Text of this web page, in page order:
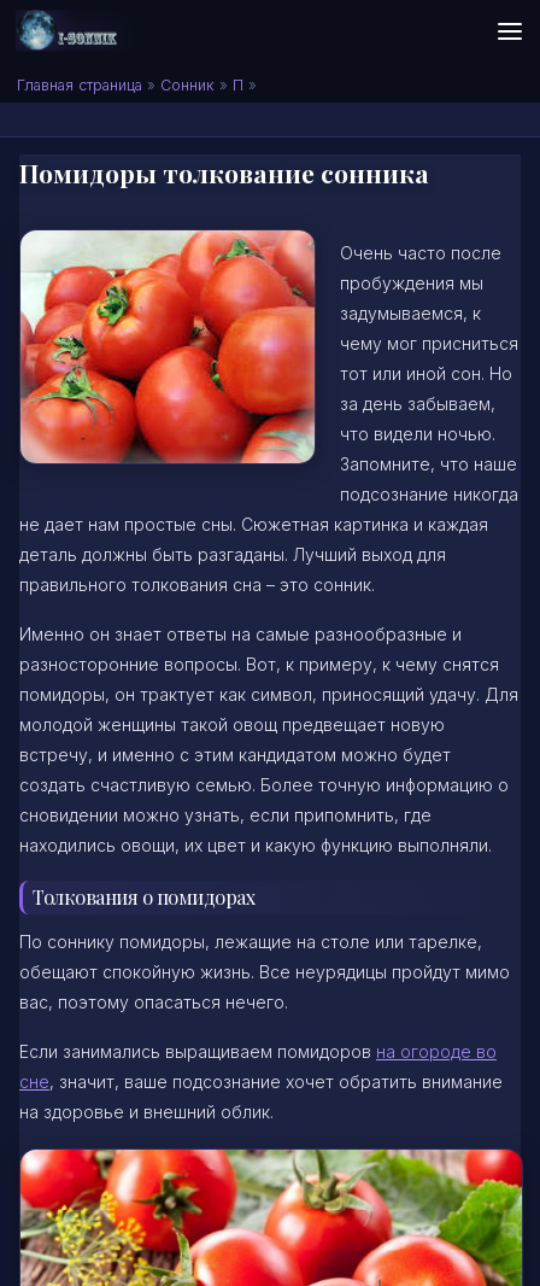
Skip to content
Сонник I-SONNIK.COM
Главная страница » Сонник » П »
Помидоры толкование сонника
Очень часто после
пробуждения мы
задумываемся, к
чему мог присниться
тот или иной сон. Но
за день забываем,
что видели ночью.
Запомните, что наше
подсознание никогда
не дает нам простые сны. Сюжетная картинка и каждая
деталь должны быть разгаданы. Лучший выход для
правильного толкования сна – это сонник.
Именно он знает ответы на самые разнообразные и
разносторонние вопросы. Вот, к примеру, к чему снятся
помидоры, он трактует как символ, приносящий удачу. Для
молодой женщины такой овощ предвещает новую
встречу, и именно с этим кандидатом можно будет
создать счастливую семью. Более точную информацию о
сновидении можно узнать, если припомнить, где
находились овощи, их цвет и какую функцию выполняли.
Толкования о помидорах
По соннику помидоры, лежащие на столе или тарелке,
обещают спокойную жизнь. Все неурядицы пройдут мимо
вас, поэтому опасаться нечего.
Если занимались выращиваем помидоров на огороде во
сне, значит, ваше подсознание хочет обратить внимание
на здоровье и внешний облик.